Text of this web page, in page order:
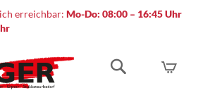
erreichbar: Mo-Do: 08:00 – 16:45 Uhr